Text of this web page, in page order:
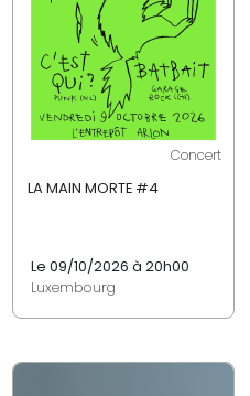
Concert
LA MAIN MORTE #4
Le 09/10/2026 à 20h00
Luxembourg